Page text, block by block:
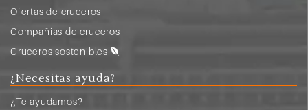
Ofertas de cruceros
Compañias de cruceros
Cruceros sostenibles
¿Necesitas ayuda?
¿Te ayudamos?